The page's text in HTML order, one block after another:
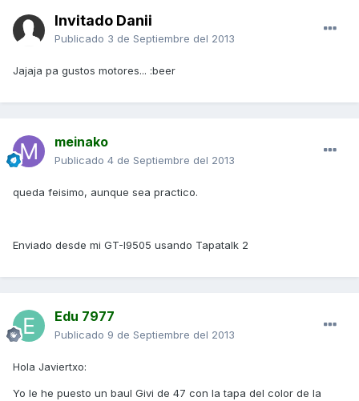
Invitado Danii
Publicado 3 de Septiembre del 2013
Jajaja pa gustos motores... :beer
meinako
Publicado 4 de Septiembre del 2013
queda feisimo, aunque sea practico.
Enviado desde mi GT-I9505 usando Tapatalk 2
Edu 7977
Publicado 9 de Septiembre del 2013
Hola Javiertxo:
Yo le he puesto un baul Givi de 47 con la tapa del color de la